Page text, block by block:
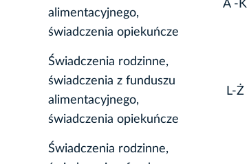
alimentacyjnego,
świadczenia opiekuńcze
A -K
Świadczenia rodzinne,
świadczenia z funduszu
alimentacyjnego,
świadczenia opiekuńcze
L-Ż
Świadczenia rodzinne,